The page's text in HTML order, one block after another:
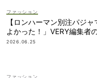
ファッション
【ロンハーマン別注パジ
よかった！」VERY編集者
2026.06.25
ファッション